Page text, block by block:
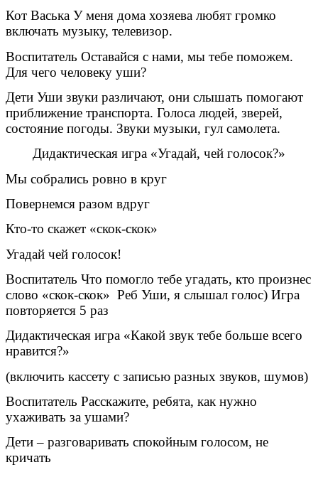
Кот Васька У меня дома хозяева любят громко
включать музыку, телевизор.
Воспитатель Оставайся с нами, мы тебе поможем.
Для чего человеку уши?
Дети Уши звуки различают, они слышать помогают
приближение транспорта. Голоса людей, зверей,
состояние погоды. Звуки музыки, гул самолета.
Дидактическая игра «Угадай, чей голосок?»
Мы собрались ровно в круг
Повернемся разом вдруг
Кто-то скажет «скок-скок»
Угадай чей голосок!
Воспитатель Что помогло тебе угадать, кто произнес
слово «скок-скок» Реб Уши, я слышал голос) Игра
повторяется 5 раз
Дидактическая игра «Какой звук тебе больше всего
нравится?»
(включить кассету с записью разных звуков, шумов)
Воспитатель Расскажите, ребята, как нужно
ухаживать за ушами?
Дети – разговаривать спокойным голосом, не
кричать